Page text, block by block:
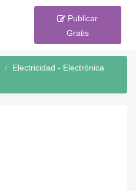
Publicar
Gratis
Electricidad - Electrónica